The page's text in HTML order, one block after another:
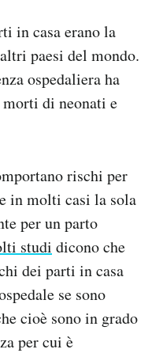
in casa erano la
paesi del mondo.
ospedaliera ha
di neonati e
rischi per
in molti casi la sola
per un parto
studi dicono che
dei parti in casa
se sono
cioè sono in grado
per cui è